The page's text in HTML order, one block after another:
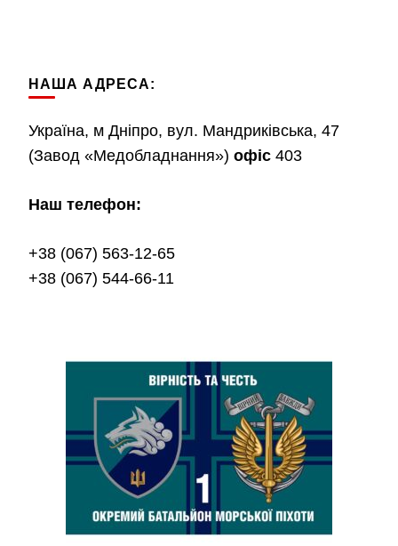
НАША АДРЕСА:
Україна, м Дніпро, вул. Мандриківська, 47
(Завод «Медобладнання») офіс 403
Наш телефон:
+38 (067) 563-12-65
+38 (067) 544-66-11